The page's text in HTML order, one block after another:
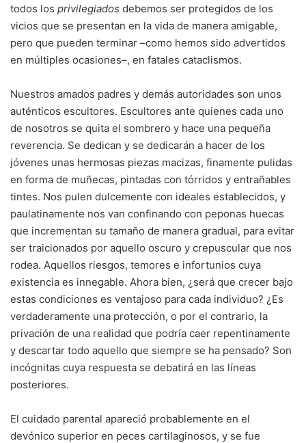
todos los privilegiados debemos ser protegidos de los
vicios que se presentan en la vida de manera amigable,
pero que pueden terminar –como hemos sido advertidos
en múltiples ocasiones–, en fatales cataclismos.
Nuestros amados padres y demás autoridades son unos
auténticos escultores. Escultores ante quienes cada uno
de nosotros se quita el sombrero y hace una pequeña
reverencia. Se dedican y se dedicarán a hacer de los
jóvenes unas hermosas piezas macizas, finamente pulidas
en forma de muñecas, pintadas con tórridos y entrañables
tintes. Nos pulen dulcemente con ideales establecidos, y
paulatinamente nos van confinando con peponas huecas
que incrementan su tamaño de manera gradual, para evitar
ser traicionados por aquello oscuro y crepuscular que nos
rodea. Aquellos riesgos, temores e infortunios cuya
existencia es innegable. Ahora bien, ¿será que crecer bajo
estas condiciones es ventajoso para cada individuo? ¿Es
verdaderamente una protección, o por el contrario, la
privación de una realidad que podría caer repentinamente
y descartar todo aquello que siempre se ha pensado? Son
incógnitas cuya respuesta se debatirá en las líneas
posteriores.
El cuidado parental apareció probablemente en el
devónico superior en peces cartilaginosos, y se fue